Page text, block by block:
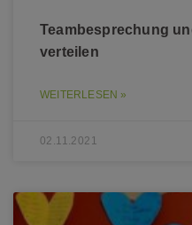
Teambesprechung
verteilen
WEITERLESEN »
02.11.2021